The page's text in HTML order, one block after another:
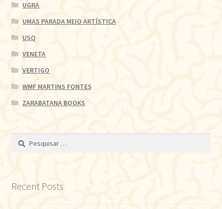
UGRA
UMAS PARADA MEIO ARTÍSTICA
USQ
VENETA
VERTIGO
WMF MARTINS FONTES
ZARABATANA BOOKS
Pesquisar
Recent Posts